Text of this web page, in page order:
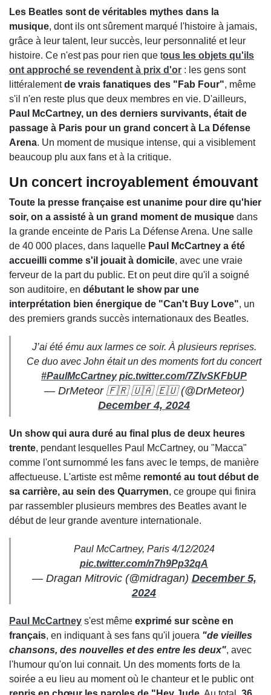
Les Beatles sont de véritables mythes dans la
musique, dont ils ont sûrement marqué l'histoire à jamais,
grâce à leur talent, leur succès, leur personnalité et leur
histoire. Ce n'est pas pour rien que tous les objets qu'ils
ont approché se revendent à prix d'or : les gens sont
littéralementde vrais fanatiques des "Fab Four", même
s'il n'en reste plus que deux membres en vie. D'ailleurs,
Paul McCartney, un des derniers survivants, était de
passage à Paris pour un grand concert à La Défense
Arena. Un moment de musique intense, qui a visiblement
beaucoup plu aux fans et à la critique.
Un concert incroyablement émouvant
Toute la presse française est unanime pour dire qu'hier
soir, on a assisté à un grand moment de musique dans
la grande enceinte de Paris La Défense Arena. Une salle
de 40 000 places, dans laquelle Paul McCartney a été
accueilli comme s'il jouait à domicile, avec une vraie
ferveur de la part du public. Et on peut dire qu'il a soigné
son auditoire, en débutant le show par une
interprétation bien énergique de "Can't Buy Love", un
des premiers grands succès internationaux des Beatles.
J’ai été ému aux larmes ce soir. À plusieurs reprises.
Ce duo avec John était un des moments fort du concert
#PaulMcCartney pic.twitter.com/7ZlvSKFbUP
— DrMeteor 🇫🇷 🇺🇦 🇪🇺 (@DrMeteor)
December 4, 2024
Un show qui aura duré au final plus de deux heures
trente, pendant lesquelles Paul McCartney, ou "Macca"
comme l'ont surnommé les fans avec le temps, de manière
affectueuse. L'artiste est même remonté au tout début de
sa carrière, au sein des Quarrymen, ce groupe qui finira
par rassembler plusieurs membres des Beatles avant le
début de leur grande aventure internationale.
Paul McCartney, Paris 4/12/2024
pic.twitter.com/n7h9Pp32qA
— Dragan Mitrovic (@midragan) December 5,
2024
Paul McCartney s'est même exprimé sur scène en
français, en indiquant à ses fans qu'il jouera "de vieilles
chansons, des nouvelles et des entre les deux", avec
l'humour qu'on lui connait. Un des moments forts de la
soirée a eu lieu au moment où le chanteur et le public ont